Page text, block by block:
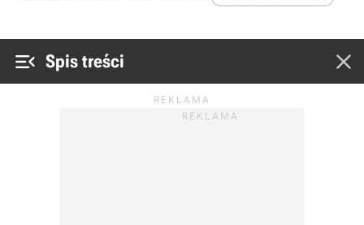
 Spis treści 